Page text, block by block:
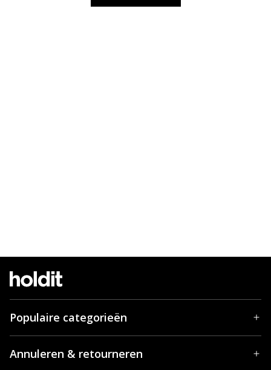
Populaire categorieën
Annuleren & retourneren